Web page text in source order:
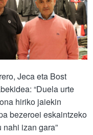
Jeca eta Bost
“Duela urte
hiriko jaiekin
bezeroei eskaintzeko
izan gara”